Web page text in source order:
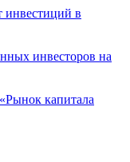
инвестиций в
инвесторов на
капитала